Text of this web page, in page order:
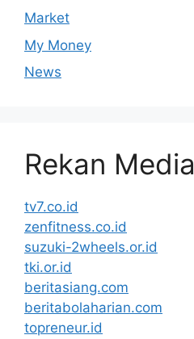
Market
My Money
News
Rekan Media
tv7.co.id
zenfitness.co.id
suzuki-2wheels.or.id
tki.or.id
beritasiang.com
beritabolaharian.com
topreneur.id